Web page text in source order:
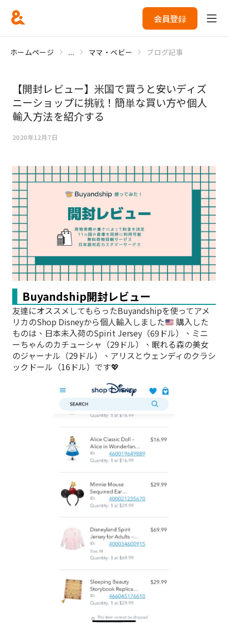
会員登録
ホームページ ... ママ・ベビー ブログ記事
【開封レビュー】米国で買うと安いディズ
ニーショップに挑戦！簡単な買い方や個人
輸入方法を紹介する
2020年12月7日
Buyandship開封レビュー
友達にオススメしてもらったBuyandshipを使ってアメ
リカのShop Disneyから個人輸入しました
購入した
ものは、日本未入荷のSpirit Jersey（69ドル）、ミニ
ーちゃんのカチューシャ（29ドル）、眠れる森の美女
のジャーナル（29ドル）、アリスとウェンディのクラシ
ックドール（16ドル）です💖